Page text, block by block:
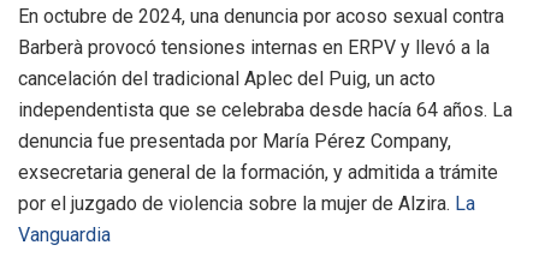
En octubre de 2024, una denuncia por acoso sexual contra
Barberà provocó tensiones internas en ERPV y llevó a la
cancelación del tradicional Aplec del Puig, un acto
independentista que se celebraba desde hacía 64 años. La
denuncia fue presentada por María Pérez Company,
exsecretaria general de la formación, y admitida a trámite
por el juzgado de violencia sobre la mujer de Alzira. ​ La
Vanguardia